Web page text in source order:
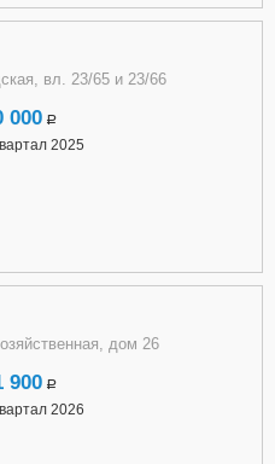
вл. 23/65 и 23/66
000 a
2025
дом 26
900 a
2026